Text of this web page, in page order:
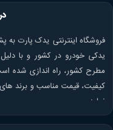
فروشگاه اینترنتی یدک پارت به
یدکی خودرو در کشور و با دلیل
مطرح کشور، راه اندازی شده
کیفیت، قیمت مناسب و برند
نماید.